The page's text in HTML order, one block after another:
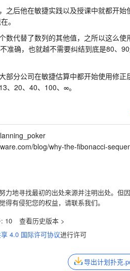
之后他在敏捷实践以及授课中就都开始
。
数代替了数列的其他值，之所以这么使
准确，也就越不需要纠结到底是80、
部分公司在敏捷估算中都开始使用修正
、20、40、100、∞。
blog/why-the-fibonacci-
力地寻找最初的出处来源并注明出处。但
有侵犯您的权益，请联系我们。
10
4.0 国际许可协议进行许可
导出计划扑克